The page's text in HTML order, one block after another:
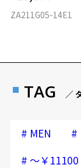
ZA211G05-14E1
TAG ／
# MEN #
# ～￥11100